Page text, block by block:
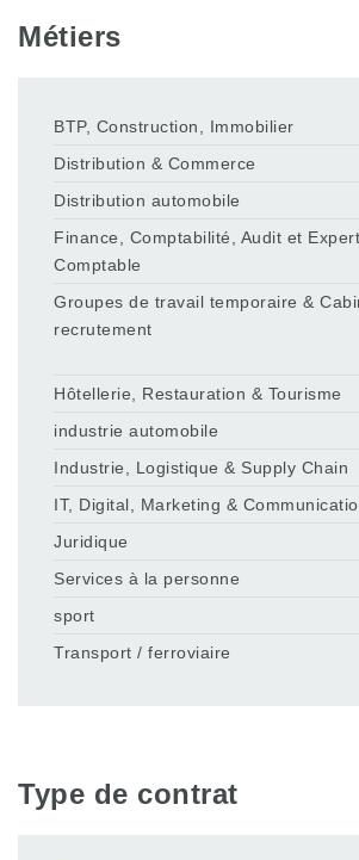
Métiers
BTP, Construction, Immobilier
Distribution & Commerce
Distribution automobile
Finance, Comptabilité, Audit et
Comptable
Groupes de travail temporaire &
recrutement
Hôtellerie, Restauration & Tourisme
industrie automobile
Industrie, Logistique & Supply Chain
IT, Digital, Marketing &
Juridique
Services à la personne
sport
Transport / ferroviaire
Type de contrat